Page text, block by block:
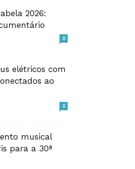
2026:
0
elétricos com
ao
0
musical
para a 30ª